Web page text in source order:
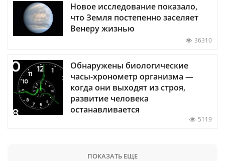
Новое исследование показало,
что Земля постепенно заселяет
Венеру жизнью
36310
Обнаружены биологические
часы-хронометр организма —
когда они выходят из строя,
развитие человека
останавливается
5119
ПОКАЗАТЬ ЕЩЕ